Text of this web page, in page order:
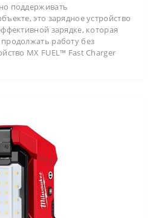
поддерживать
это зарядное устройство
зарядке, которая
работу без
MX FUEL™ Fast Charger